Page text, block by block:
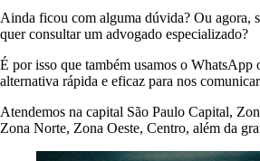
Ainda ficou com alguma dúvida? Ou agora,
quer consultar um advogado especializado?
É por isso que também usamos o WhatsApp
alternativa rápida e eficaz para nos
Atendemos na capital São Paulo Capital,
Zona Norte, Zona Oeste, Centro, além da